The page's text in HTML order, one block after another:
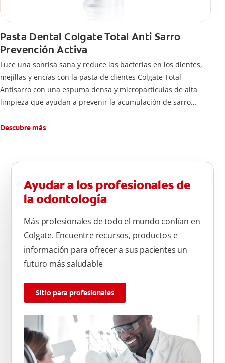
Pasta Dental Colgate Total Anti Sarro
Prevención Activa
Luce una sonrisa sana y reduce las bacterias en los dientes,
mejillas y encías con la pasta de dientes Colgate Total
Antisarro con una espuma densa y micropartículas de alta
limpieza que ayudan a prevenir la acumulación de sarro
Descubre más
Ayudar a los profesionales de
la odontología
Más profesionales de todo el mundo confían en
Colgate. Encuentre recursos, productos e
información para ofrecer a sus pacientes un
futuro más saludable
Sitio para profesionales